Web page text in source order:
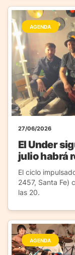
AGENDA
27/06/2026
El Under
julio habrá
El ciclo
2457, Santa Fe)
las 20.
AGENDA